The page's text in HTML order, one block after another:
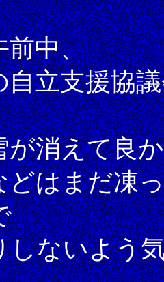
前中、
自立支援協
が消えて良
どはまだ凍
しないよう